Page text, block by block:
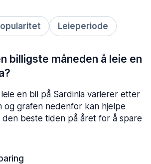
Leieperiode
billigste måneden å leie en
en bil på Sardinia varierer etter
og grafen nedenfor kan hjelpe
beste tiden på året for å spare